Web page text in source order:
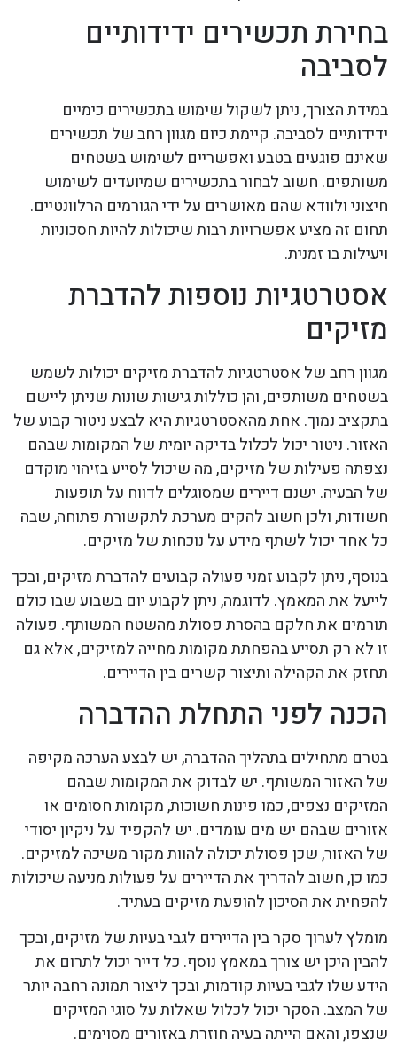
בחירת תכשירים ידידותיים
לסביבה
במידת הצורך, ניתן לשקול שימוש בתכשירים כימיים
ידידותיים לסביבה. קיימת כיום מגוון רחב של תכשירים
שאינם פוגעים בטבע ואפשריים לשימוש בשטחים
משותפים. חשוב לבחור בתכשירים שמיועדים לשימוש
חיצוני ולוודא שהם מאושרים על ידי הגורמים הרלוונטיים.
תחום זה מציע אפשרויות רבות שיכולות להיות חסכוניות
ויעילות בו זמנית.
אסטרטגיות נוספות להדברת
מזיקים
מגוון רחב של אסטרטגיות להדברת מזיקים יכולות לשמש
בשטחים משותפים, והן כוללות גישות שונות שניתן ליישם
בתקציב נמוך. אחת מהאסטרטגיות היא לבצע ניטור קבוע של
האזור. ניטור יכול לכלול בדיקה יומית של המקומות שבהם
נצפתה פעילות של מזיקים, מה שיכול לסייע בזיהוי מוקדם
של הבעיה. ישנם דיירים שמסוגלים לדווח על תופעות
חשודות, ולכן חשוב להקים מערכת לתקשורת פתוחה, שבה
כל אחד יכול לשתף מידע על נוכחות של מזיקים.
בנוסף, ניתן לקבוע זמני פעולה קבועים להדברת מזיקים, ובכך
לייעל את המאמץ. לדוגמה, ניתן לקבוע יום בשבוע שבו כולם
תורמים את חלקם בהסרת פסולת מהשטח המשותף. פעולה
זו לא רק תסייע בהפחתת מקומות מחייה למזיקים, אלא גם
תחזק את הקהילה ותיצור קשרים בין הדיירים.
הכנה לפני התחלת ההדברה
בטרם מתחילים בתהליך ההדברה, יש לבצע הערכה מקיפה
של האזור המשותף. יש לבדוק את המקומות שבהם
המזיקים נצפים, כמו פינות חשוכות, מקומות חסומים או
אזורים שבהם יש מים עומדים. יש להקפיד על ניקיון יסודי
של האזור, שכן פסולת יכולה להוות מקור משיכה למזיקים.
כמו כן, חשוב להדריך את הדיירים על פעולות מניעה שיכולות
להפחית את הסיכון להופעת מזיקים בעתיד.
מומלץ לערוך סקר בין הדיירים לגבי בעיות של מזיקים, ובכך
להבין היכן יש צורך במאמץ נוסף. כל דייר יכול לתרום את
הידע שלו לגבי בעיות קודמות, ובכך ליצור תמונה רחבה יותר
של המצב. הסקר יכול לכלול שאלות על סוגי המזיקים
שנצפו, והאם הייתה בעיה חוזרת באזורים מסוימים.